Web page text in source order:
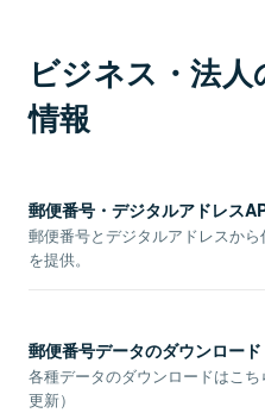
ビジネス・法
情報
郵便番号・デジタルアドレス
郵便番号とデジタルアドレスか
を提供。
郵便番号データのダウンロード
各種データのダウンロードはこ
更新）